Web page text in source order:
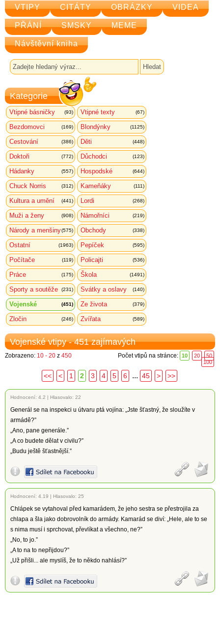
VTIPY CITÁTY OBRÁZKY VIDEA
PŘÁNÍ SMSKY MEME
Návštěvní kniha
Kategorie
Vtipné básničky (93) Vtipné texty (67)
Bezdomovci (169) Blondýnky (1125)
Cestování (386) Děti (448)
Doktoři (772) Důchodci (123)
Hádanky (557) Hospodské (644)
Chuck Norris (312) Kameňáky (111)
Kultura a umění (441) Lordi (268)
Muži a ženy (908) Námořníci (219)
Národy a menšiny(575) Obchody (338)
Ostatní (1963) Pepíček (595)
Počítače (119) Policajti (536)
Práce (175) Škola (1491)
Sporty a soutěže (231) Svátky a oslavy (140)
Vojenské (451) Ze života (379)
Zločin (246) Zvířata (589)
Vojenské vtipy - 451 zajímavých
Zobrazeno: 10 - 20 z 450 Počet vtipů na stránce: 10 20
50
100
<< < 1 2 3 4 5 6 ... 45 > >>
Hodnocení: 4.2 | Hlasovalo: 22
Generál se na inspekci u útvaru ptá vojína: „Jste šťastný, že sloužíte v
armádě?”
„Ano, pane generále.”
„A co budete dělat v civilu?”
„Budu ještě šťastnější.”
Hodnocení: 4.19 | Hlasovalo: 25
Chlápek se vytahoval před kamarádem, že jeho sestra se přestrojila za
chlapa a šla jako dobrovolník do armády. Kamarád se diví: „Hele, ale to se
s nima musí i sprchovat, převlíkat a všechno, ne?”
„No, to jo.”
„A to na to nepřijdou?”
„Už přišli... ale myslíš, že to někdo nahlásí?”